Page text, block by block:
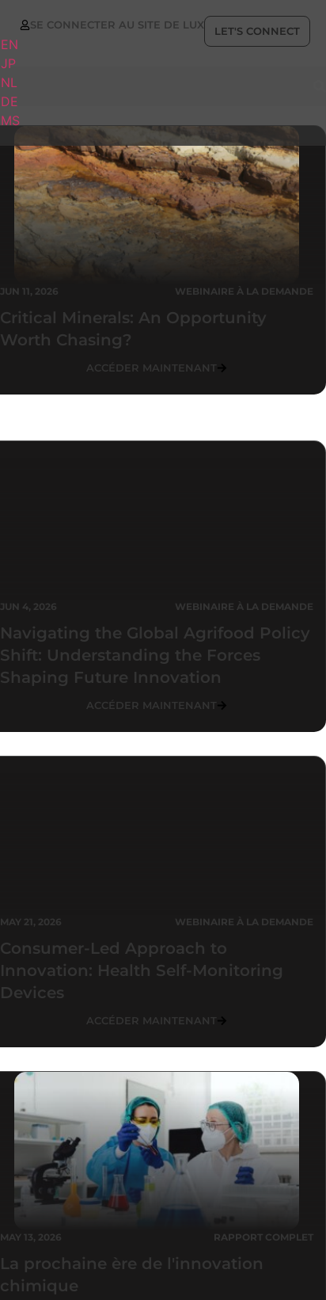
EN
JP
NL
DE
MS
SE CONNECTER AU SITE DE LUX
LET'S CONNECT
JUN 11, 2026 WEBINAIRE À LA DEMANDE
Critical Minerals: An Opportunity
Worth Chasing?
ACCÉDER MAINTENANT
JUN 4, 2026 WEBINAIRE À LA DEMANDE
Navigating the Global Agrifood Policy
Shift: Understanding the Forces
Shaping Future Innovation
ACCÉDER MAINTENANT
MAY 21, 2026 WEBINAIRE À LA DEMANDE
Consumer-Led Approach to
Innovation: Health Self-Monitoring
Devices
ACCÉDER MAINTENANT
MAY 13, 2026 RAPPORT COMPLET
La prochaine ère de l'innovation
chimique